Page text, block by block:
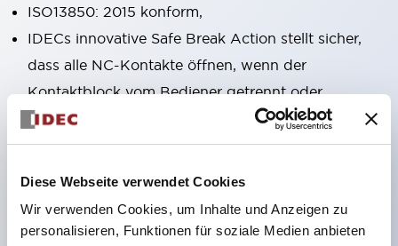
Diese Webseite verwendet Cookies
Wir verwenden Cookies, um Inhalte und Anzeigen zu
personalisieren, Funktionen für soziale Medien anbieten
ISO13850: 2015 konform,
IDECs innovative Safe Break Action stellt sicher,
dass alle NC-Kontakte öffnen, wenn der
Kontaktblock vom Bediener getrennt oder
beschädigt wird,
Pushlock-Dreh-Reset und Push-Pull-
IEC60947-5-1, Anhang K),